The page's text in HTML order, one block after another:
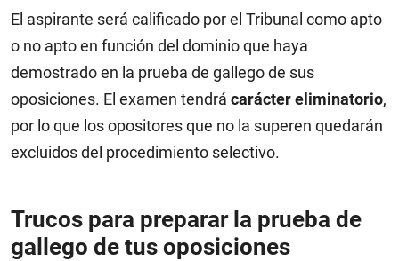
El aspirante será calificado por el Tribunal como apto
o no apto en función del dominio que haya
demostrado en la prueba de gallego de sus
oposiciones. El examen tendrá carácter eliminatorio,
por lo que los opositores que no la superen quedarán
excluidos del procedimiento selectivo.
Trucos para preparar la prueba de
gallego de tus oposiciones